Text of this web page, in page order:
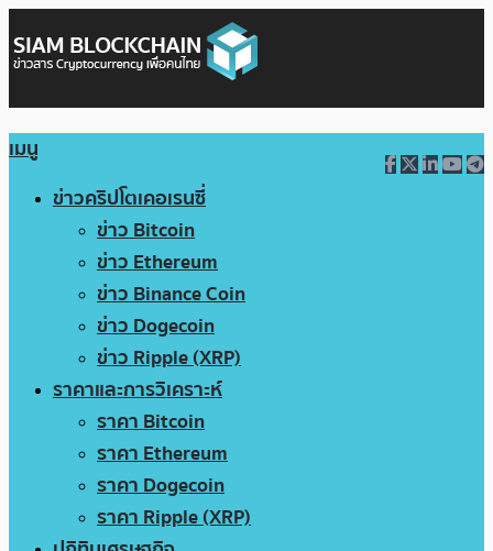
เมนู
ข่าวคริปโตเคอเรนซี่
ข่าว Bitcoin
ข่าว Ethereum
ข่าว Binance Coin
ข่าว Dogecoin
ข่าว Ripple (XRP)
ราคาและการวิเคราะห์
ราคา Bitcoin
ราคา Ethereum
ราคา Dogecoin
ราคา Ripple (XRP)